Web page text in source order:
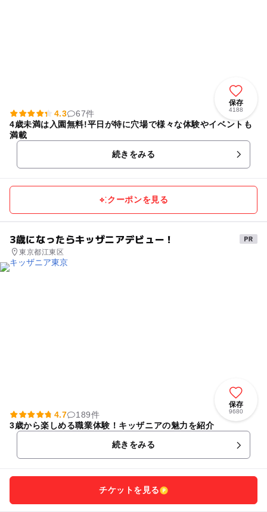
保存
4188
4.3
67件
4歳未満は入園無料!平日が特に穴場で様々な体験やイベントも
満載
続きをみる
クーポンを見る
3歳になったらキッザニアデビュー！
東京都江東区
保存
9680
4.7
189件
3歳から楽しめる職業体験！キッザニアの魅力を紹介
続きをみる
チケットを見る